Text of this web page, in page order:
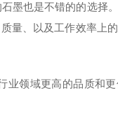
墨也是不错的的选择
量、以及工作效率上
业领域更高的品质和